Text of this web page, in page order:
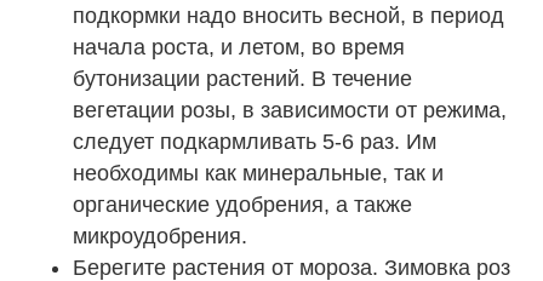
подкормки надо вносить весной, в период
начала роста, и летом, во время
бутонизации растений. В течение
вегетации розы, в зависимости от режима,
следует подкармливать 5-6 раз. Им
необходимы как минеральные, так и
органические удобрения, а также
микроудобрения.
Берегите растения от мороза. Зимовка роз